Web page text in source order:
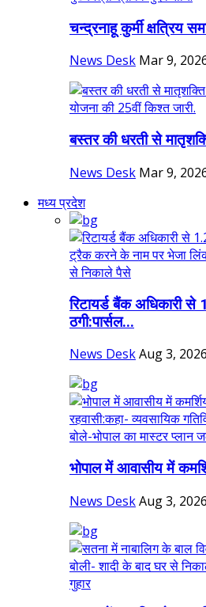
चन्द्रनाहू कुर्मी क्षत्रिय
News Desk Mar 9,
बस्तर की धरती से
News Desk Mar 9,
मध्य प्रदेश
रिटायर्ड बैंक अधिकारी
ठगी:पार्सल...
News DeskAug 3, 2026
भोपाल में आवासीय में
News DeskAug 3, 2026